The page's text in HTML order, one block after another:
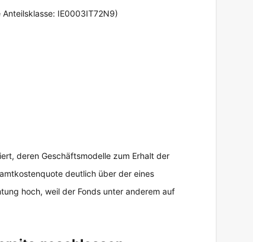
Anteilsklasse: IE0003IT72N9)
deren Geschäftsmodelle zum Erhalt der
deutlich über der eines
hoch, weil der Fonds unter anderem auf